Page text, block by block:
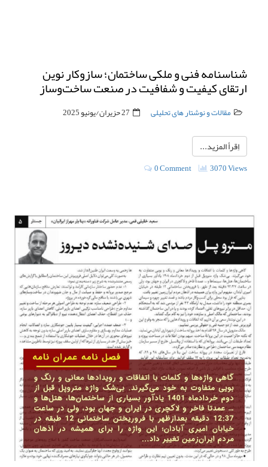
شناسنامه فنی و ملکی ساختمان؛ سازوکار نوین
ارتقای کیفیت و شفافیت در صنعت ساخت‌وساز
مقالات و نوشتار های تحلیلی 27 حزيران/يونيو 2025
اِقرأ المزيد...
0 Comment 3070 Views